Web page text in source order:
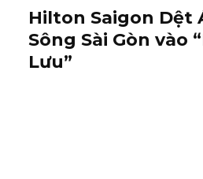
Hilton Saigon Dệt
Sông Sài Gòn vào
Lưu”